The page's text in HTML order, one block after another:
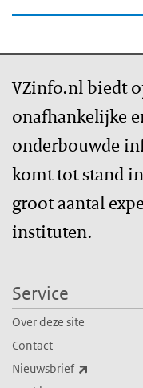
VZinfo.nl biedt
onafhankelijke
onderbouwde
komt tot stand
groot aantal
instituten.
Service
Over deze site
Contact
Nieuwsbrief